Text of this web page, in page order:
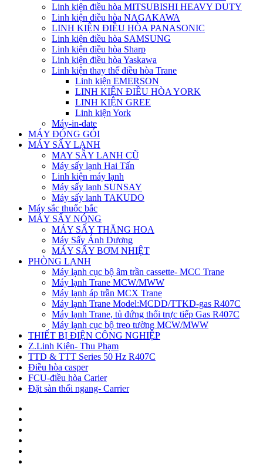
Linh kiện điều hòa MITSUBISHI HEAVY DUTY
Linh kiện điều hòa NAGAKAWA
LINH KIỆN ĐIỀU HÒA PANASONIC
Linh kiện điều hòa SAMSUNG
Linh kiện điều hòa Sharp
Linh kiện điều hòa Yaskawa
Linh kiện thay thế điều hòa Trane
Linh kiện EMERSON
LINH KIỆN ĐIỀU HÒA YORK
LINH KIỆN GREE
Linh kiện York
Máy-in-date
MÁY ĐÓNG GÓI
MÁY SẤY LẠNH
MAY SÂY LANH CŨ
Máy sấy lạnh Hai Tấn
Linh kiện máy lạnh
Máy sấy lạnh SUNSAY
Máy sấy lanh TAKUDO
Máy sắc thuốc bắc
MÁY SẤY NÓNG
MÁY SẤY THĂNG HOA
Máy Sấy Ánh Dương
MÁY SẤY BƠM NHIỆT
PHÒNG LẠNH
Máy lạnh cục bộ âm trần cassette- MCC Trane
Máy lạnh Trane MCW/MWW
Máy lạnh áp trần MCX Trane
Máy lạnh Trane Model:MCDD/TTKD-gas R407C
Máy lạnh Trane, tủ đứng thổi trực tiếp Gas R407C
Máy lạnh cục bộ treo tường MCW/MWW
THIẾT BỊ ĐIỆN CÔNG NGHIỆP
Z.Linh Kiện- Thu Phạm
TTD & TTT Series 50 Hz R407C
Điều hòa casper
FCU-điều hòa Carier
Đặt sàn thổi ngang- Carrier